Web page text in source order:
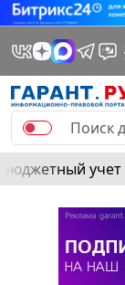
Бюджетный учет